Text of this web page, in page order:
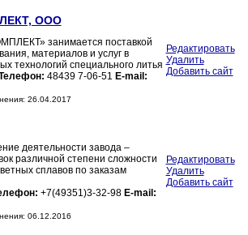
ООО
занимается поставкой
материалов и услуг в
технологий специального литья
48439 7-06-51 E-mail:
26.04.2017
Редактировать
Удалить
Добавить сайт
деятельности завода –
различной степени сложности
сплавов по заказам
+7(49351)3-32-98 E-mail:
06.12.2016
Редактировать
Удалить
Добавить сайт